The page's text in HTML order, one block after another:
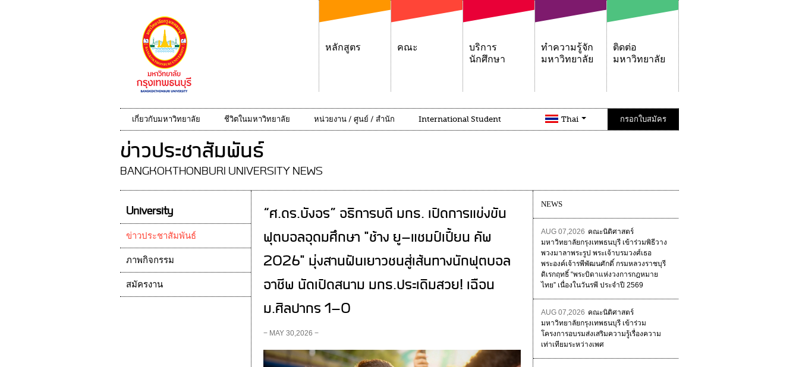
หลักสูตร คณะ
บริการ
นักศึกษา
ทำความรู้จัก
มหาวิทยาลัย
ติดต่อ
มหาวิทยาลัย
เกี่ยวกับมหาวิทยาลัย ชีวิตในมหาวิทยาลัย หน่วยงาน / ศูนย์ / สำนัก International Student Thai กรอกใบสมัคร
ข่าวประชาสัมพันธ์
BANGKOKTHONBURI UNIVERSITY NEWS
“ศ.ดร.บังอร” อธิการบดี มกธ. เปิดการแข่งขัน
ฟุตบอลอุดมศึกษา "ช้าง ยู-แชมป์เปี้ยน คัพ
2026" มุ่งสานฝันเยาวชนสู่เส้นทางนักฟุตบอล
อาชีพ นัดเปิดสนาม มกธ.ประเดิมสวย! เฉือน
ม.ศิลปากร 1-0
− MAY 30,2026 −
NEWS
AUG 07,2026 คณะนิติศาสตร์
มหาวิทยาลัยกรุงเทพธนบุรี เข้าร่วมพิธีวาง
พวงมาลาพระรูป พระเจ้าบรมวงศ์เธอ
พระองค์เจ้ารพีพัฒนศักดิ์ กรมหลวงราชบุรี
ดิเรกฤทธิ์ “พระบิดาแห่งวงการกฎหมาย
ไทย” เนื่องในวันรพี ประจำปี 2569
AUG 07,2026 คณะนิติศาสตร์
มหาวิทยาลัยกรุงเทพธนบุรี เข้าร่วม
โครงการอบรมส่งเสริมความรู้เรื่องความ
เท่าเทียมระหว่างเพศ
University
ข่าวประชาสัมพันธ์
ภาพกิจกรรม
สมัครงาน